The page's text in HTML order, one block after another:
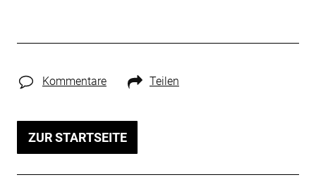
Kommentare Teilen
ZUR STARTSEITE